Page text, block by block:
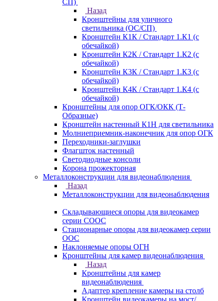
СП)
Назад
Кронштейны для уличного
светильника (ОС/СП)
Кронштейн К1К / Стандарт 1.К1 (с
обечайкой)
Кронштейн К2К / Стандарт 1.К2 (с
обечайкой)
Кронштейн К3К / Стандарт 1.К3 (с
обечайкой)
Кронштейн К4К / Стандарт 1.К4 (с
обечайкой)
Кронштейны для опор ОГК/ОКК (Т-
Образные)
Кронштейн настенный К1Н для светильника
Молниеприемник-наконечник для опор ОГК
Переходники-заглушки
Флагшток настенный
Светодиодные консоли
Корона прожекторная
Металлоконструкции для видеонаблюдения
Назад
Металлоконструкции для видеонаблюдения
Складывающиеся опоры для видеокамер
серии СООС
Стационарные опоры для видеокамер серии
ООС
Наклоняемые опоры ОГН
Кронштейны для камер видеонаблюдения
Назад
Кронштейны для камер
видеонаблюдения
Адаптер крепление камеры на столб
Кронштейн видеокамеры на мост/